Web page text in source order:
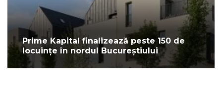
Prime Kapital finalizează peste 150 de
locuințe în nordul Bucureștiului